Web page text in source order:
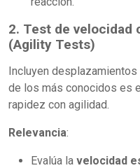
2. Test de velocidad
(Agility Tests)
Incluyen
de los más conocidos es
rapidez con agilidad.
Relevancia:
Evalúa la velocidad